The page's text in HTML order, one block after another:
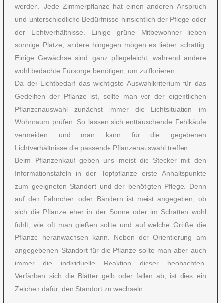
werden. Jede Zimmerpflanze hat einen anderen Anspruch
und unterschiedliche Bedürfnisse hinsichtlich der Pflege oder
der Lichtverhältnisse. Einige grüne Mitbewohner lieben
sonnige Plätze, andere hingegen mögen es lieber schattig.
Einige Gewächse sind ganz pflegeleicht, während andere
wohl bedachte Fürsorge benötigen, um zu florieren.
Da der Lichtbedarf das wichtigste Auswahlkriterium für das
Gedeihen der Pflanze ist, sollte man vor der eigentlichen
Pflanzenauswahl zunächst immer die Lichtsituation im
Wohnraum prüfen. So lassen sich enttäuschende Fehlkäufe
vermeiden und man kann für die gegebenen
Lichtverhältnisse die passende Pflanzenauswahl treffen.
Beim Pflanzenkauf geben uns meist die Stecker mit den
Informationstafeln in der Topfpflanze erste Anhaltspunkte
zum geeigneten Standort und der benötigten Pflege. Denn
auf den Fähnchen oder Bändern ist meist angegeben, ob
sich die Pflanze eher in der Sonne oder im Schatten wohl
fühlt, wie oft man gießen sollte und auf welche Größe die
Pflanze heranwachsen kann. Neben der Orientierung am
angegebenen Standort für die Pflanze sollte man aber auch
immer die individuelle Reaktion dieser beobachten.
Verfärben sich die Blätter gelb oder fallen ab, ist dies ein
Zeichen dafür, den Standort zu wechseln.